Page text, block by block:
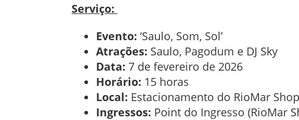
Serviço:
Evento: ‘Saulo, Som, Sol’
Atrações: Saulo, Pagodum e DJ Sky
Data: 7 de fevereiro de 2026
Horário: 15 horas
Local: Estacionamento do RioMar
Ingressos: Point do Ingresso (RioMar